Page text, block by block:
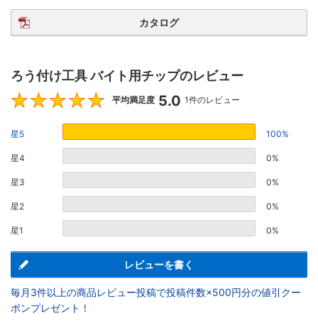
カタログ
ろう付け工具 バイト用チップのレビュー
5
平均満足度 5.0 1件のレビュー
星5 100%
星4 0%
星3 0%
星2 0%
星1 0%
レビューを書く
毎月3件以上の商品レビュー投稿で投稿件数×500円分の値引クー
ポンプレゼント！